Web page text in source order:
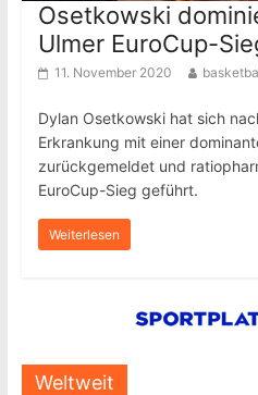
Osetkowski
Ulmer EuroCup-
11. November 2020
Dylan Osetkowski hat sich
Erkrankung mit einer
zurückgemeldet und
EuroCup-Sieg geführt.
Weiterlesen
Weltweit